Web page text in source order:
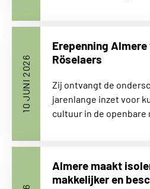
Erepenning
Röselaers
10 JUNI 2026
Zij ontvangt de
jarenlange inzet voor
cultuur in de openbare
Almere maakt
makkelijker en